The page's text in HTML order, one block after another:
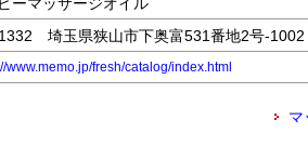
埼玉県狭山市下奥富531番地2号-1002
www.memo.jp/fresh/catalog/index.html
マ